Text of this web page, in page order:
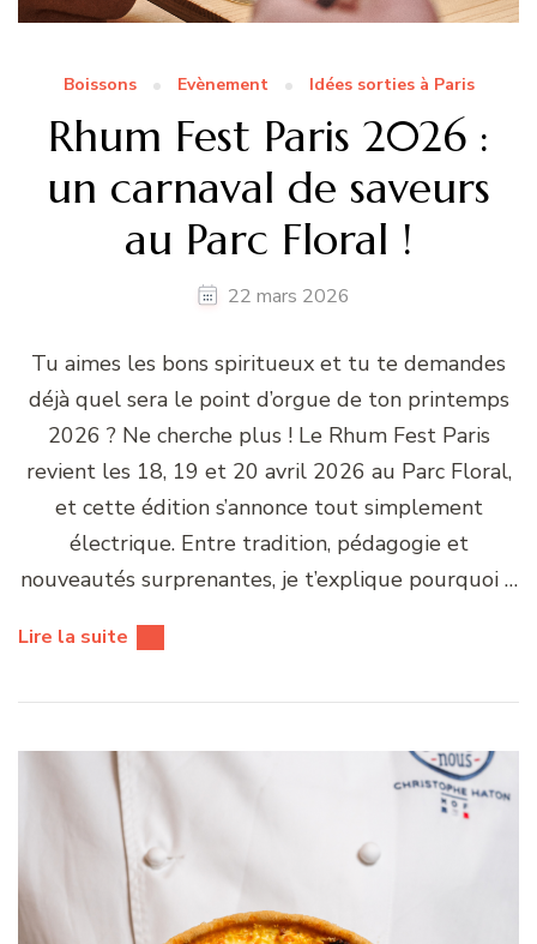
Boissons Evènement Idées sorties à Paris
Rhum Fest Paris 2026 :
un carnaval de saveurs
au Parc Floral !
22 mars 2026
Tu aimes les bons spiritueux et tu te demandes
déjà quel sera le point d’orgue de ton printemps
2026 ? Ne cherche plus ! Le Rhum Fest Paris
revient les 18, 19 et 20 avril 2026 au Parc Floral,
et cette édition s’annonce tout simplement
électrique. Entre tradition, pédagogie et
nouveautés surprenantes, je t’explique pourquoi …
Lire la suite